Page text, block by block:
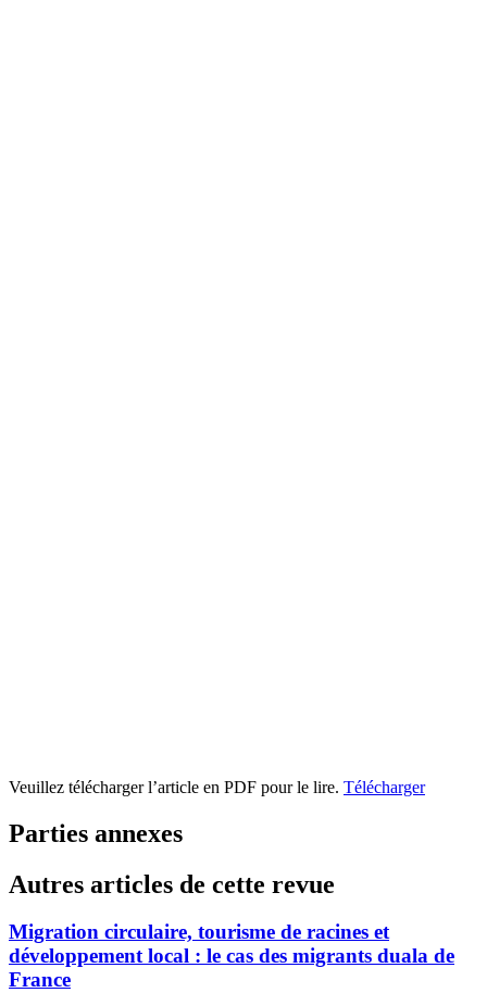
Veuillez télécharger l’article en PDF pour le lire. Télécharger
Parties annexes
Autres articles de cette revue
Migration circulaire, tourisme de racines et
développement local : le cas des migrants duala de
France